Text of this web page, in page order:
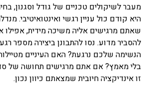
מעבר לשיקולים טכניים של גודל וסגנון,
היא קודם כול עניין רגשי ואינטואיטיבי.
שאתם מרגישים אליה משיכה מידית, אפילו
להסביר מדוע. נסו להתבונן ביצירה מספר
הנשימה שלכם נרגעת? האם העיניים
בלי מאמץ? אם אתם מרגישים תחושה של
זו אינדיקציה חיובית שמצאתם כיוון נכון.